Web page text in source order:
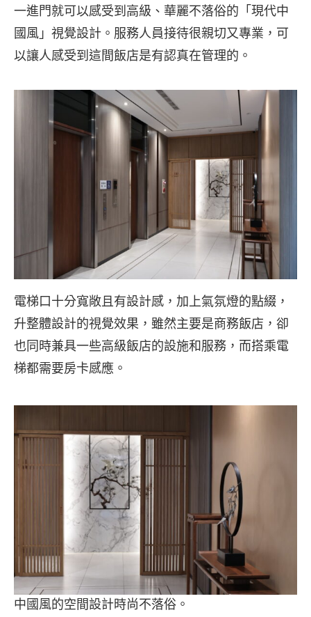
一進門就可以感受到高級、華麗不落俗的「現代中
國風」視覺設計。服務人員接待很親切又專業，可
以讓人感受到這間飯店是有認真在管理的。
電梯口十分寬敞且有設計感，加上氣氛燈的點綴，
升整體設計的視覺效果，雖然主要是商務飯店，卻
也同時兼具一些高級飯店的設施和服務，而搭乘電
梯都需要房卡感應。
中國風的空間設計時尚不落俗。